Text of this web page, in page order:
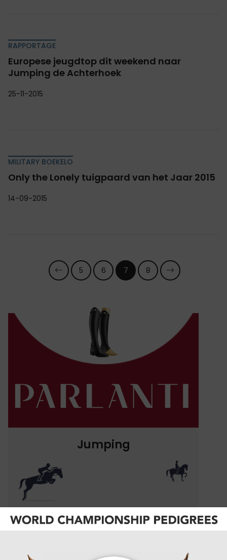
RAPPORTAGE
Europese jeugdtop dit weekend naar
Jumping de Achterhoek
25-11-2015
MILITARY BOEKELO
Only the Lonely tuigpaard van het Jaar 2015
14-09-2015
5 6 7 8
Jumping
1.
Kent Farrington